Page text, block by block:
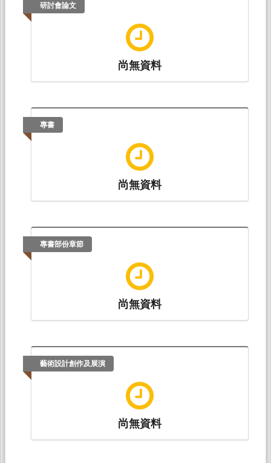
研討會論文
尚無資料
專書
尚無資料
專書部份章節
尚無資料
藝術設計創作及展演
尚無資料